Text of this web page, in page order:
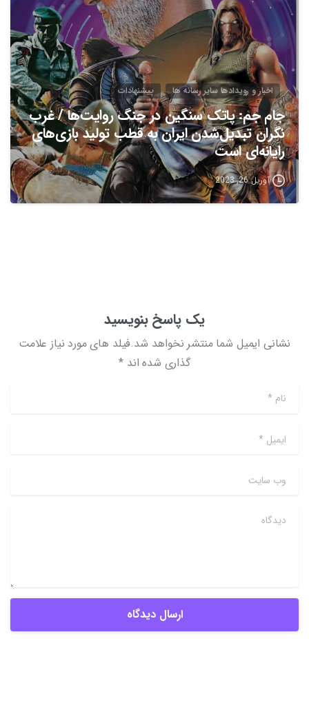
اخبار و رویدادها سایر رسانه ها پیشنهادات
جام جم: پاتک سنگین در جنگ روایت‌ها / غرب
نگران تبدیل‌شدن ایران به قطب تولید بازی‌های
رایانه‌ای است
آوریل 26, 2023
یک پاسخ بنویسید
نشانی ایمیل شما منتشر نخواهد شد.فیلد های مورد نیاز علامت
گذاری شده اند *
نام*
ایمیل *
وب سایت
دیدگاه